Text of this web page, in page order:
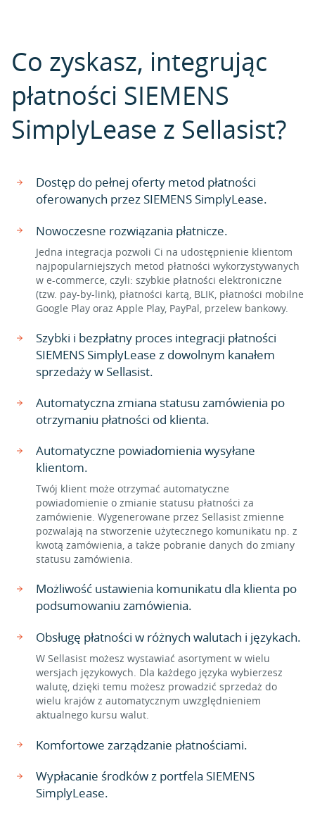
Co zyskasz, integrując
płatności SIEMENS
SimplyLease z Sellasist?
Dostęp do pełnej oferty metod płatności
oferowanych przez SIEMENS SimplyLease.
Nowoczesne rozwiązania płatnicze.
Jedna integracja pozwoli Ci na udostępnienie klientom
najpopularniejszych metod płatności wykorzystywanych
w e-commerce, czyli: szybkie płatności elektroniczne
(tzw. pay-by-link), płatności kartą, BLIK, płatności mobilne
Google Play oraz Apple Play, PayPal, przelew bankowy.
Szybki i bezpłatny proces integracji płatności
SIEMENS SimplyLease z dowolnym kanałem
sprzedaży w Sellasist.
Automatyczna zmiana statusu zamówienia po
otrzymaniu płatności od klienta.
Automatyczne powiadomienia wysyłane
klientom.
Twój klient może otrzymać automatyczne
powiadomienie o zmianie statusu płatności za
zamówienie. Wygenerowane przez Sellasist zmienne
pozwalają na stworzenie użytecznego komunikatu np. z
kwotą zamówienia, a także pobranie danych do zmiany
statusu zamówienia.
Możliwość ustawienia komunikatu dla klienta po
podsumowaniu zamówienia.
Obsługę płatności w różnych walutach i językach.
W Sellasist możesz wystawiać asortyment w wielu
wersjach językowych. Dla każdego języka wybierzesz
walutę, dzięki temu możesz prowadzić sprzedaż do
wielu krajów z automatycznym uwzględnieniem
aktualnego kursu walut.
Komfortowe zarządzanie płatnościami.
Wypłacanie środków z portfela SIEMENS
SimplyLease.